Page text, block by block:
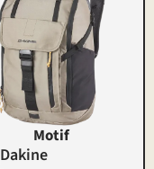
Motif
Dakine